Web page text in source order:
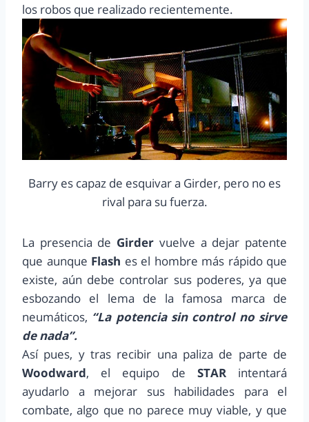
los robos que realizado recientemente.
Barry es capaz de esquivar a Girder, pero no es
rival para su fuerza.
La presencia de Girder vuelve a dejar patente
que aunque Flash es el hombre más rápido que
existe, aún debe controlar sus poderes, ya que
esbozando el lema de la famosa marca de
neumáticos, “La potencia sin control no sirve
de nada”.
Así pues, y tras recibir una paliza de parte de
Woodward, el equipo de STAR intentará
ayudarlo a mejorar sus habilidades para el
combate, algo que no parece muy viable, y que